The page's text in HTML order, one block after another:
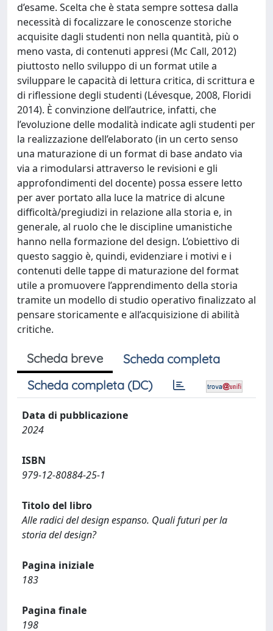
d’esame. Scelta che è stata sempre sottesa dalla
necessità di focalizzare le conoscenze storiche
acquisite dagli studenti non nella quantità, più o
meno vasta, di contenuti appresi (Mc Call, 2012)
piuttosto nello sviluppo di un format utile a
sviluppare le capacità di lettura critica, di scrittura e
di riflessione degli studenti (Lévesque, 2008, Floridi
2014). È convinzione dell’autrice, infatti, che
l’evoluzione delle modalità indicate agli studenti per
la realizzazione dell’elaborato (in un certo senso
una maturazione di un format di base andato via
via a rimodularsi attraverso le revisioni e gli
approfondimenti del docente) possa essere letto
per aver portato alla luce la matrice di alcune
difficoltà/pregiudizi in relazione alla storia e, in
generale, al ruolo che le discipline umanistiche
hanno nella formazione del design. L’obiettivo di
questo saggio è, quindi, evidenziare i motivi e i
contenuti delle tappe di maturazione del format
utile a promuovere l’apprendimento della storia
tramite un modello di studio operativo finalizzato al
pensare storicamente e all’acquisizione di abilità
critiche.
Scheda breve
Scheda completa
Scheda completa (DC)
Data di pubblicazione
2024
ISBN
979-12-80884-25-1
Titolo del libro
Alle radici del design espanso. Quali futuri per la
storia del design?
Pagina iniziale
183
Pagina finale
198